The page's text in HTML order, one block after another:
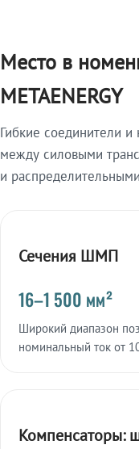
Место в
METAENERGY
Гибкие соединители
между силовыми
и
Сечения ШМП
16–1 500 мм²
Широкий диапазон
номинальный ток от
Компенсаторы: